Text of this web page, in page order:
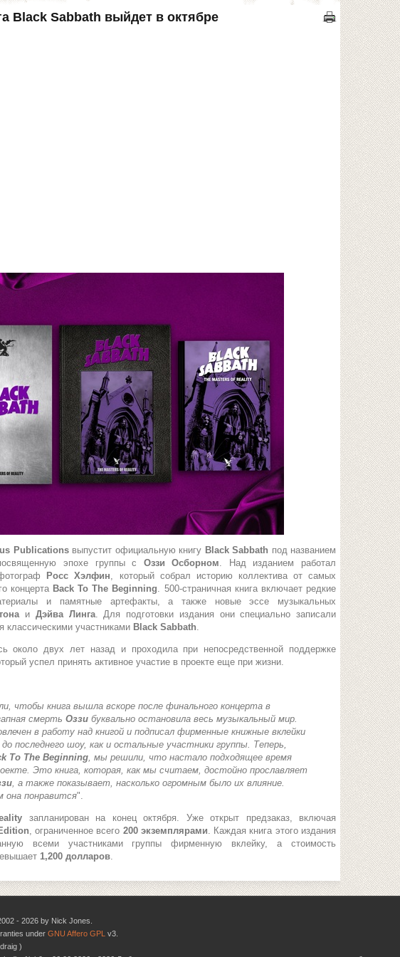
Black Sabbath выйдет в октябре
Publicationsвыпустит официальную книгу Black Sabbath под названием
эпохе группы с Оззи Осборном. Над изданием работал
Росс Хэлфин, который собрал историю коллектива от самых
концерта Back To The Beginning. 500-страничная книга включает редкие
и памятные артефакты, а также новые эссе музыкальных
и Дэйва Линга. Для подготовки издания они специально записали
классическими участниками Black Sabbath.
около двух лет назад и проходила при непосредственной поддержке
успел принять активное участие в проекте еще при жизни.
чтобы книга вышла вскоре после финального концерта в
смерть Оззи буквально остановила весь музыкальный мир.
в работу над книгой и подписал фирменные книжные вклейки
до последнего шоу, как и остальные участники группы. Теперь,
To The Beginning, мы решили, что настало подходящее время
Это книга, которая, как мы считаем, достойно прославляет
, а также показывает, насколько огромным было их влияние.
она понравится".
запланирован на конец октября. Уже открыт предзаказ, включая
, ограниченное всего 200 экземплярами. Каждая книга этого издания
всеми участниками группы фирменную вклейку, а стоимость
1,200 долларов.
- 2026 by Nick Jones.
under GNU Affero GPL v3.
)